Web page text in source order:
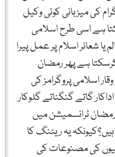
کی میزبانی کوئی وکیل
ہے اسی طرح اسلامی
یا شعائر اسلام پر عمل پیرا
کرسکتا ہے پھر رمضان
اسلامی پروگرامز کی
گاتے گنگناتے گلوکار
رمضان ٹرانسمیشن میں
یہ ریٹنگ کا
کی مصنوعات کی